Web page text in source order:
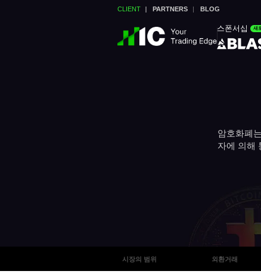
CLIENT PARTNERS BLOG
스폰서십 새
암호화폐
자에 의해
시장의 범위 외환거래